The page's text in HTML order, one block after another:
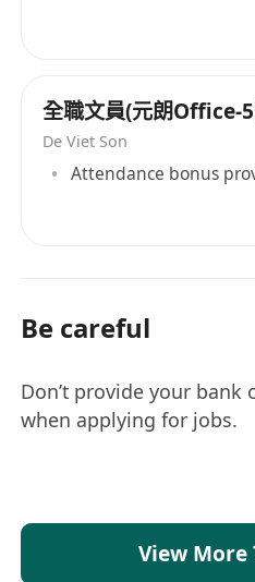
全職文員(元朗Office-
De Viet Son
Attendance bonus
Be careful
Don’t provide your bank
when applying for jobs.
View More